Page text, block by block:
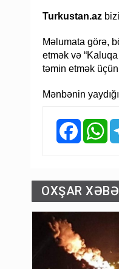
Turkustan.az
Məlumata görə,
etmək və
təmin etmək
Mənbənin
Facebook
OXŞAR